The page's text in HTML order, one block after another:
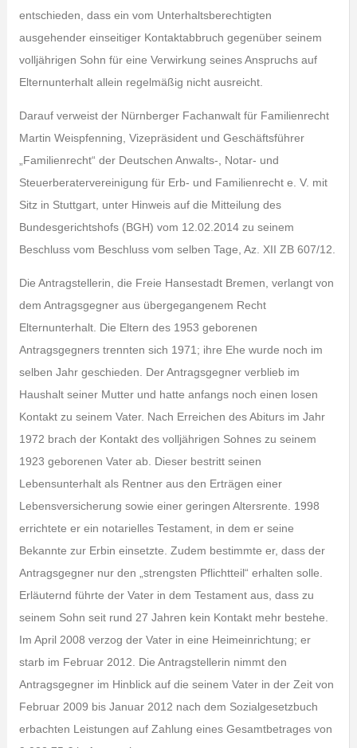
entschieden, dass ein vom Unterhaltsberechtigten
ausgehender einseitiger Kontaktabbruch gegenüber seinem
volljährigen Sohn für eine Verwirkung seines Anspruchs auf
Elternunterhalt allein regelmäßig nicht ausreicht.
Darauf verweist der Nürnberger Fachanwalt für Familienrecht
Martin Weispfenning, Vizepräsident und Geschäftsführer
„Familienrecht“ der Deutschen Anwalts-, Notar- und
Steuerberatervereinigung für Erb- und Familienrecht e. V. mit
Sitz in Stuttgart, unter Hinweis auf die Mitteilung des
Bundesgerichtshofs (BGH) vom 12.02.2014 zu seinem
Beschluss vom Beschluss vom selben Tage, Az. XII ZB 607/12.
Die Antragstellerin, die Freie Hansestadt Bremen, verlangt von
dem Antragsgegner aus übergegangenem Recht
Elternunterhalt. Die Eltern des 1953 geborenen
Antragsgegners trennten sich 1971; ihre Ehe wurde noch im
selben Jahr geschieden. Der Antragsgegner verblieb im
Haushalt seiner Mutter und hatte anfangs noch einen losen
Kontakt zu seinem Vater. Nach Erreichen des Abiturs im Jahr
1972 brach der Kontakt des volljährigen Sohnes zu seinem
1923 geborenen Vater ab. Dieser bestritt seinen
Lebensunterhalt als Rentner aus den Erträgen einer
Lebensversicherung sowie einer geringen Altersrente. 1998
errichtete er ein notarielles Testament, in dem er seine
Bekannte zur Erbin einsetzte. Zudem bestimmte er, dass der
Antragsgegner nur den „strengsten Pflichtteil“ erhalten solle.
Erläuternd führte der Vater in dem Testament aus, dass zu
seinem Sohn seit rund 27 Jahren kein Kontakt mehr bestehe.
Im April 2008 verzog der Vater in eine Heimeinrichtung; er
starb im Februar 2012. Die Antragstellerin nimmt den
Antragsgegner im Hinblick auf die seinem Vater in der Zeit von
Februar 2009 bis Januar 2012 nach dem Sozialgesetzbuch
erbachten Leistungen auf Zahlung eines Gesamtbetrages von